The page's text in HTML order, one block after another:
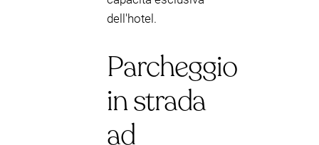
dell'hotel.
Parcheggio
in strada
ad